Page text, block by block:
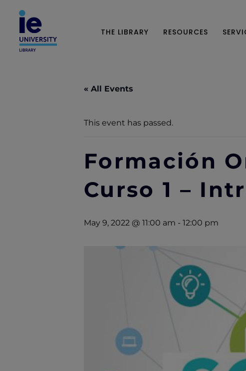
THE LIBRARY RESOURCES
« All Events
This event has passed.
Formación
Curso 1 –
May 9, 2022 @ 11:00 am - 12:00 pm